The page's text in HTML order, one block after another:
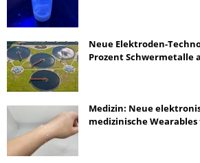
Neue Elektroden-
Prozent Schwermetalle
Medizin: Neue
medizinische